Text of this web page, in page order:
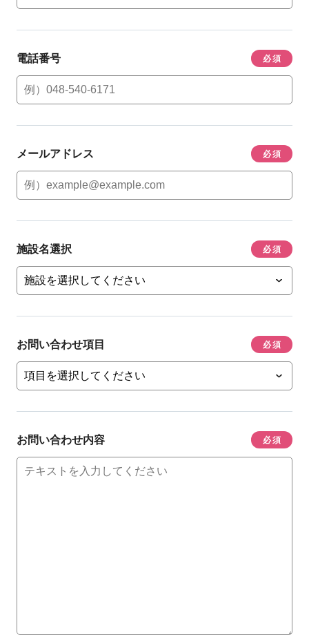
電話番号 必須
メールアドレス 必須
施設名選択 必須
お問い合わせ項目 必須
お問い合わせ内容 必須